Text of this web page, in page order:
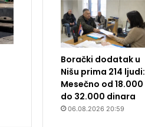
Borački dodatak u
Nišu prima 214 ljudi:
Mesečno od 18.000
do 32.000 dinara
06.08.2026 20:59